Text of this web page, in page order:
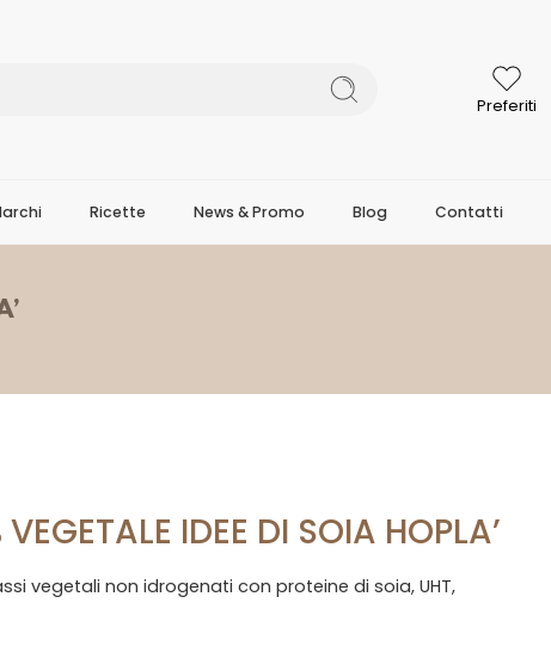
Preferiti
Ricette News & Promo Blog Contatti
IDEE DI SOIA HOPLA’
vegetali non idrogenati con proteine di soia, UHT,